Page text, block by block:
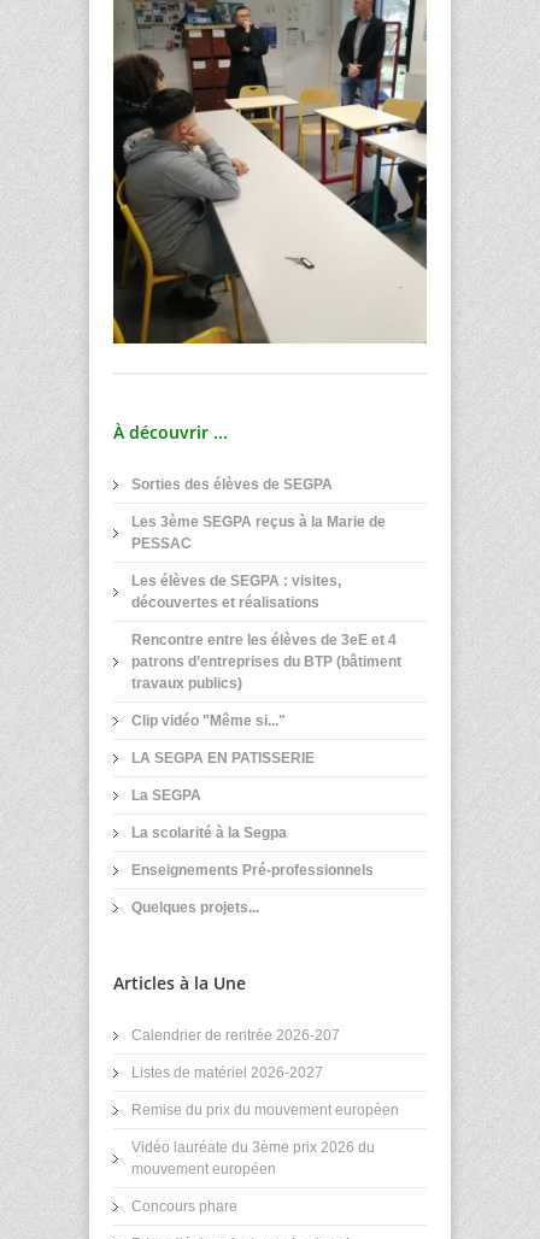
À découvrir ...
Sorties des élèves de SEGPA
Les 3ème SEGPA reçus à la Marie de
PESSAC
Les élèves de SEGPA : visites,
découvertes et réalisations
Rencontre entre les élèves de 3eE et 4
patrons d’entreprises du BTP (bâtiment
travaux publics)
Clip vidéo "Même si..."
LA SEGPA EN PATISSERIE
La SEGPA
La scolarité à la Segpa
Enseignements Pré-professionnels
Quelques projets...
Articles à la Une
Calendrier de rentrée 2026-207
Listes de matériel 2026-2027
Remise du prix du mouvement européen
Vidéo lauréate du 3ème prix 2026 du
mouvement européen
Concours phare